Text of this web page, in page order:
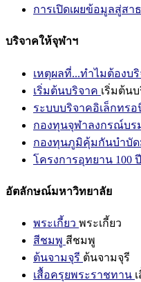
การเปิดเผยข้อมูลสู่สา
บริจาคให้จุฬาฯ
เหตุผลที่...ทำไมต้องบ
เริ่มต้นบริจาค เริ่มต้น
ระบบบริจาคอิเล็กทร
กองทุนจุฬาลงกรณ์บร
กองทุนภูมิคุ้มกันบำบัด
โครงการอุทยาน 100
อัตลักษณ์มหาวิทยาลัย
พระเกี้ยว พระเกี้ยว
สีชมพู สีชมพู
ต้นจามจุรี ต้นจามจุรี
เสื้อครุยพระราชทาน